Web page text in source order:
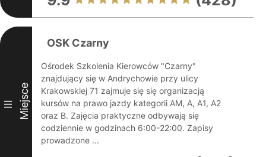
III Miejsce
OSK Czarny
Ośrodek Szkolenia Kierowców "Czarny"
znajdujący się w Andrychowie przy ulicy
Krakowskiej 71 zajmuje się się organizacją
kursów na prawo jazdy kategorii AM, A, A1, A2
oraz B. Zajęcia praktyczne odbywają się
codziennie w godzinach 6:00-22:00. Zapisy
prowadzone ...